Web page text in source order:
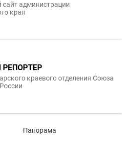
администрации
края
РЕПОРТЕР
краевого отделения Союза
Панорама